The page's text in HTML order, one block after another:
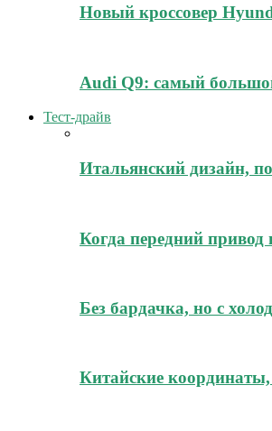
Новый кроссовер
Audi Q9: самый
Тест-драйв
Итальянский дизайн,
Когда передний
Без бардачка, но с
Китайские